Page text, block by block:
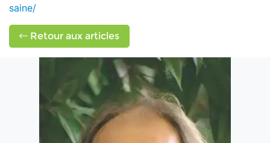
saine/
Retour aux articles